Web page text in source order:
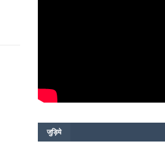
जुड़िये